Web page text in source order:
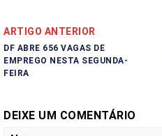
ARTIGO ANTERIOR
DF ABRE 656 VAGAS DE
EMPREGO NESTA SEGUNDA-
FEIRA
DEIXE UM COMENTÁRIO